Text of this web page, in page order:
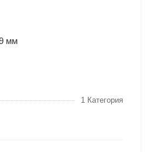
мм
1 Категория